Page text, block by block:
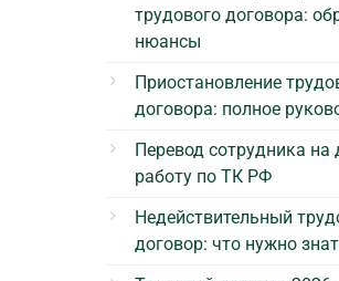
трудового договора:
нюансы
Приостановление
договора: полное
Перевод сотрудника на
работу по ТК РФ
Недействительный
договор: что нужно